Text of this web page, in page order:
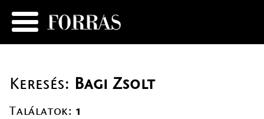
Keresés: Bagi Zsolt
Találatok: 1